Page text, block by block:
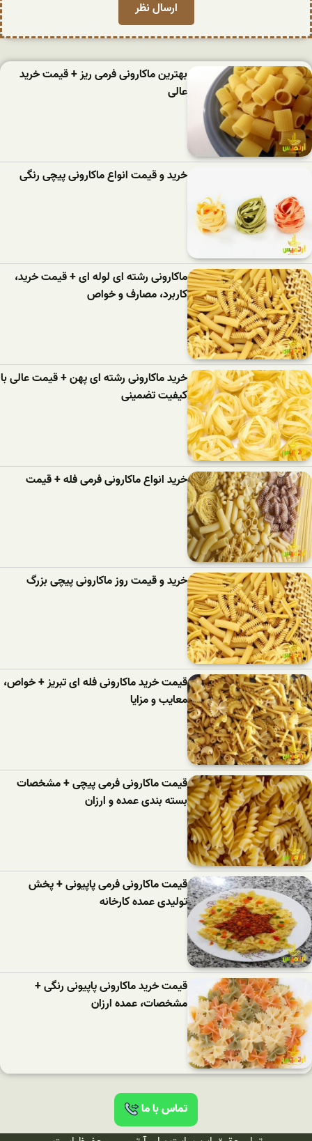
بهترین ماکارونی فرمی ریز + قیمت خرید
عالی
خرید و قیمت انواع ماکارونی پیچی رنگی
ماکارونی رشته ای لوله ای + قیمت خرید،
کاربرد، مصارف و خواص
خرید ماکارونی رشته ای پهن + قیمت عالی با
کیفیت تضمینی
خرید انواع ماکارونی فرمی فله + قیمت
خرید و قیمت روز ماکارونی پیچی بزرگ
قیمت خرید ماکارونی فله ای تبریز + خواص،
معایب و مزایا
قیمت ماکارونی فرمی پیچی + مشخصات
بسته بندی عمده و ارزان
قیمت ماکارونی فرمی پاپیونی + پخش
تولیدی عمده کارخانه
قیمت خرید ماکارونی پاپیونی رنگی +
مشخصات، عمده ارزان
تماس با ما